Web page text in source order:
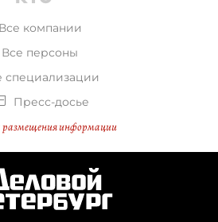
Все компании
Все персоны
специализации
Пресс-досье
размещения информации